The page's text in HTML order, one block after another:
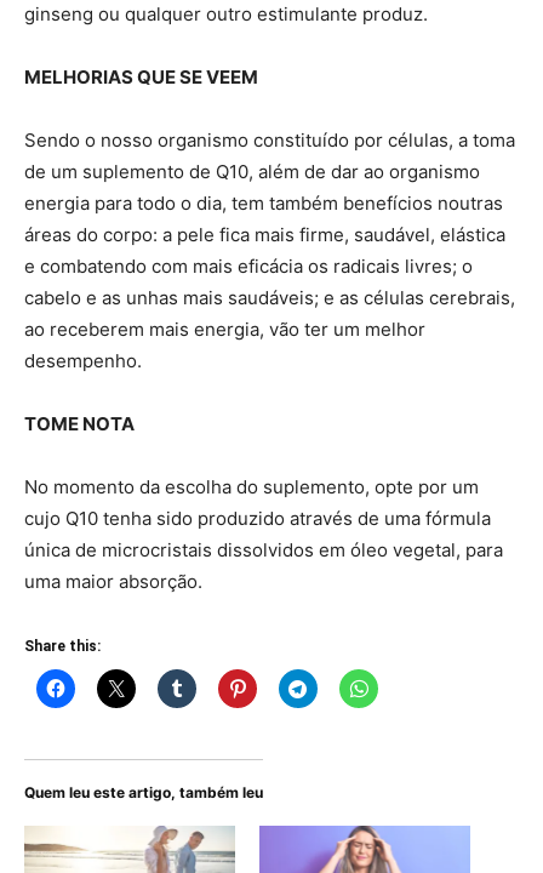
ginseng ou qualquer outro estimulante produz.
MELHORIAS QUE SE VEEM
Sendo o nosso organismo constituído por células, a toma
de um suplemento de Q10, além de dar ao organismo
energia para todo o dia, tem também benefícios noutras
áreas do corpo: a pele fica mais firme, saudável, elástica
e combatendo com mais eficácia os radicais livres; o
cabelo e as unhas mais saudáveis; e as células cerebrais,
ao receberem mais energia, vão ter um melhor
desempenho.
TOME NOTA
No momento da escolha do suplemento, opte por um
cujo Q10 tenha sido produzido através de uma fórmula
única de microcristais dissolvidos em óleo vegetal, para
uma maior absorção.
Share this:
Quem leu este artigo, também leu